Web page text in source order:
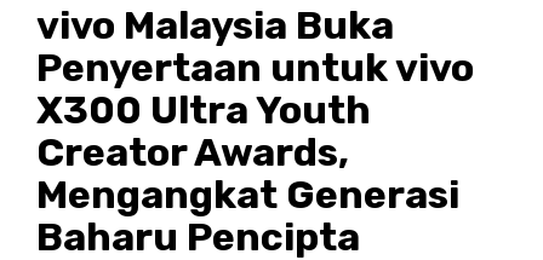
vivo Malaysia Buka
Penyertaan untuk vivo
X300 Ultra Youth
Creator Awards,
Mengangkat Generasi
Baharu Pencipta